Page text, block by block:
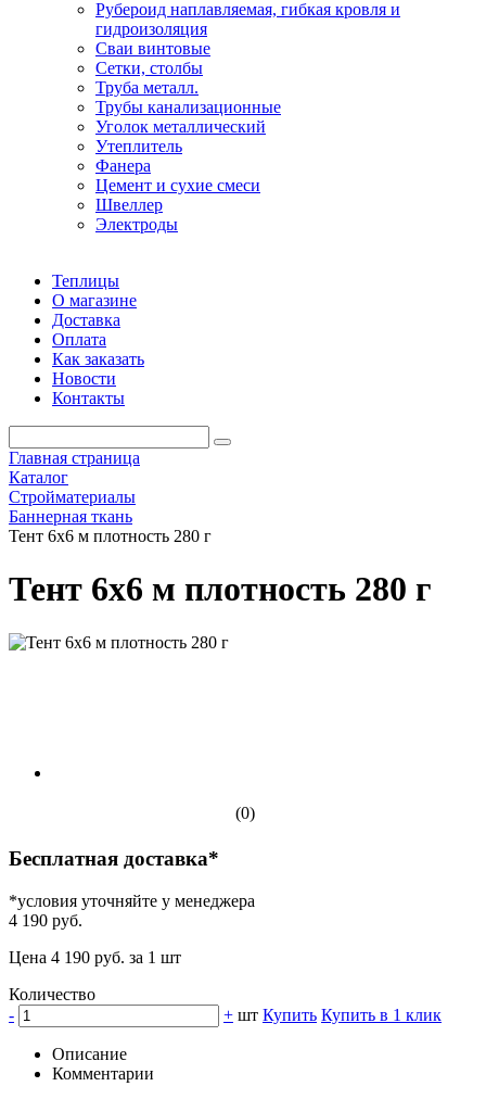
Рубероид наплавляемая, гибкая кровля и
гидроизоляция
Сваи винтовые
Сетки, столбы
Труба металл.
Трубы канализационные
Уголок металлический
Утеплитель
Фанера
Цемент и сухие смеси
Швеллер
Электроды
Теплицы
О магазине
Доставка
Оплата
Как заказать
Новости
Контакты
Главная страница
Каталог
Стройматериалы
Баннерная ткань
Тент 6х6 м плотность 280 г
Тент 6х6 м плотность 280 г
(0)
Бесплатная доставка*
*условия уточняйте у менеджера
4 190 руб.
Цена 4 190 руб. за 1 шт
Количество
-
+ шт Купить Купить в 1 клик
Описание
Комментарии